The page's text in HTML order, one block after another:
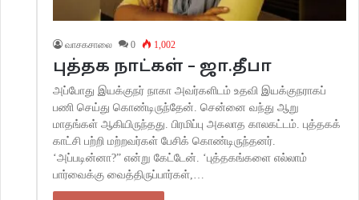
வாசகசாலை 0 1,002
புத்தக நாட்கள் – ஜா.தீபா
அப்போது இயக்குநர் நாகா அவர்களிடம் உதவி இயக்குநராகப்
பணி செய்து கொண்டிருந்தேன். சென்னை வந்து ஆறு
மாதங்கள் ஆகியிருந்தது. பிரமிப்பு அகலாத காலகட்டம். புத்தகக்
காட்சி பற்றி மற்றவர்கள் பேசிக் கொண்டிருந்தனர்.
‘அப்படின்னா?” என்று கேட்டேன். ‘புத்தகங்களை எல்லாம்
பார்வைக்கு வைத்திருப்பார்கள்,…